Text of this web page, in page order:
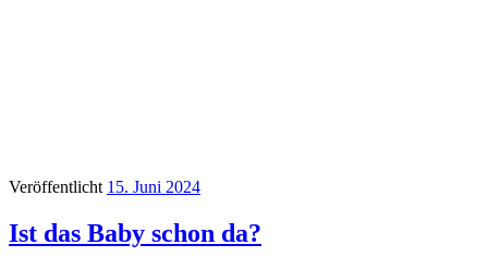
Veröffentlicht 15. Juni 2024
Ist das Baby schon da?